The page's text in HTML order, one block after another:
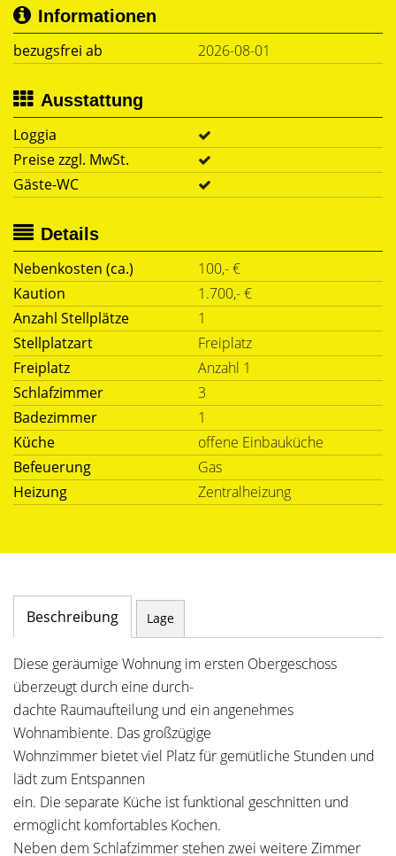
Informationen
bezugsfrei ab
2026-08-01
Ausstattung
Loggia
Preise zzgl. MwSt.
Gäste-WC
Details
Nebenkosten (ca.)
100,- €
Kaution
1.700,- €
Anzahl Stellplätze
1
Stellplatzart
Freiplatz
Freiplatz
Anzahl 1
Schlafzimmer
3
Badezimmer
1
Küche
offene Einbauküche
Befeuerung
Gas
Heizung
Zentralheizung
Beschreibung Lage
Diese geräumige Wohnung im ersten Obergeschoss
überzeugt durch eine durch-
dachte Raumaufteilung und ein angenehmes
Wohnambiente. Das großzügige
Wohnzimmer bietet viel Platz für gemütliche Stunden und
lädt zum Entspannen
ein. Die separate Küche ist funktional geschnitten und
ermöglicht komfortables Kochen.
Neben dem Schlafzimmer stehen zwei weitere Zimmer